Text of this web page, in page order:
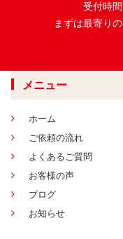
受付時
まずは最寄り
メニュー
ホーム
ご依頼の流れ
よくあるご質問
お客様の声
ブログ
お知らせ